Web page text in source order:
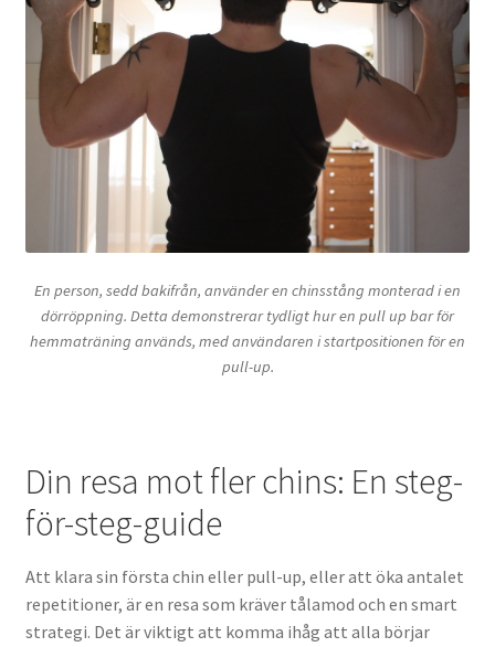
En person, sedd bakifrån, använder en chinsstång monterad i en
dörröppning. Detta demonstrerar tydligt hur en pull up bar för
hemmaträning används, med användaren i startpositionen för en
pull-up.
Din resa mot fler chins: En steg-
för-steg-guide
Att klara sin första chin eller pull-up, eller att öka antalet
repetitioner, är en resa som kräver tålamod och en smart
strategi. Det är viktigt att komma ihåg att alla börjar